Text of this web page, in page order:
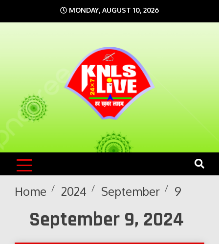
to
MONDAY, AUGUST 10, 2026
KNLS LIVE
India`s No.1 News Portal
Home 2024 September 9
September 9, 2024